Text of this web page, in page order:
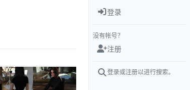
登录
没有帐号？
注册
登录或注册以进行搜索。